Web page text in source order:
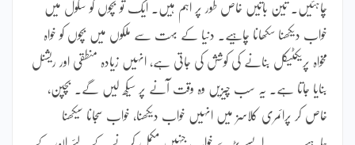
چاہئیں۔ تین باتیں خاص طور پر اہم ہیں۔ ایک تو بچوں کو سکول میں
خواب دیکھنا سکھانا چاہیے۔ دنیا کے بہت سے ملکوں میں بچوں کو خواہ
مخواہ پریکٹیکل بنانے کی کوشش کی جاتی ہے، انہیں زیادہ منطقی اور ریشنل
بنایا جاتا ہے۔ یہ سب چیزیں وہ وقت آنے پر سیکھ لیں گے۔ بچپن،
خاص کر پرائمری کلاسز میں انہیں خواب دیکھنا، خواب سجانا سیکھنا
چاہیے۔۔۔۔۔ ایسے بڑے خواب جنہیں مکمل کرنے کے لئے ان کے